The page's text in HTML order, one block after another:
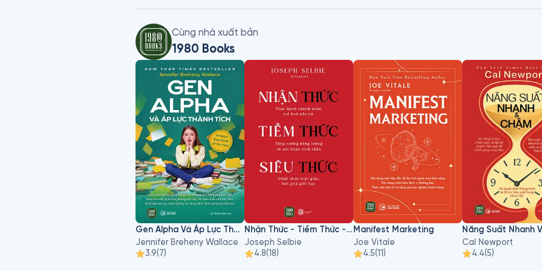
Cùng nhà xuất bản
1980 Books
Gen Alpha Và Áp Lực Thành Tích
Jennifer Breheny Wallace
3.9(7)
Nhận Thức - Tiềm Thức - Siêu Thức
Joseph Selbie
4.8(18)
Manifest Marketing
Joe Vitale
4.5(11)
Cal Newport
4.4(5)